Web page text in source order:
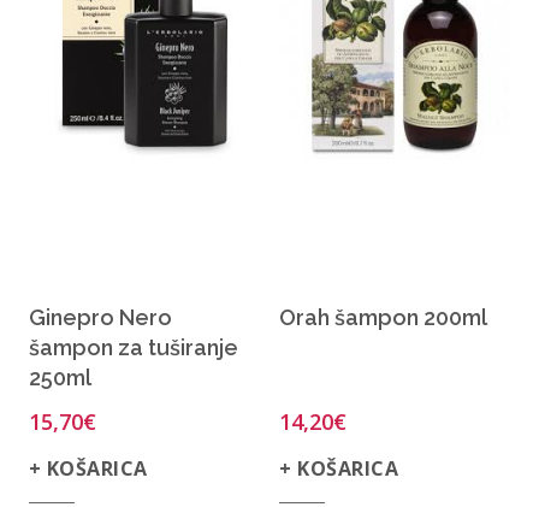
Ginepro Nero
šampon za tuširanje
250ml
15,70€
+ KOŠARICA
Orah šampon 200ml
14,20€
+ KOŠARICA